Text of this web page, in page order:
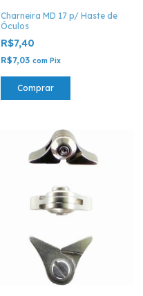
Charneira MD 17 p/ Haste de
Óculos
R$7,40
R$7,03 com Pix
Comprar